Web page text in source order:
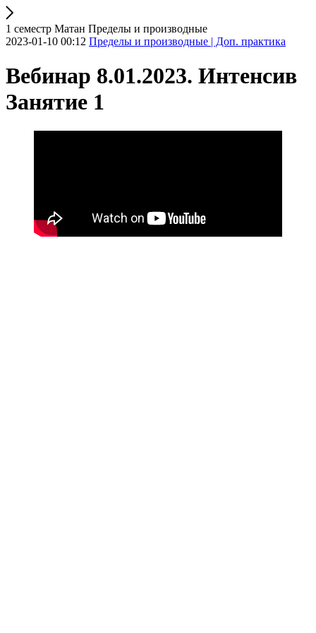
1 семестр Матан Пределы и производные
2023-01-10 00:12 Пределы и производные | Доп. практика
Вебинар 8.01.2023. Интенсив
Занятие 1